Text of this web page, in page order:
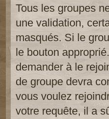
Tous les groupes
une validation,
masqués. Si le
le bouton
demander à le
de groupe devra
vous voulez
votre requête, il a